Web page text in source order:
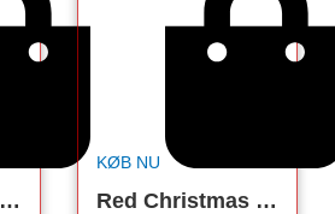
Crazy Dreamhoodie Rød – Voksen
KØB NU
Red Christmas Butterfly